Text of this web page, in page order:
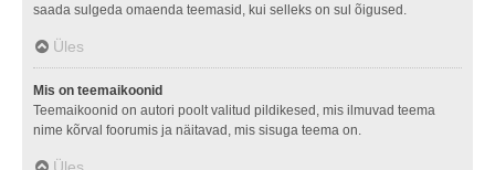
saada sulgeda omaenda teemasid, kui selleks on sul õigused.
Üles
Mis on teemaikoonid
Teemaikoonid on autori poolt valitud pildikesed, mis ilmuvad teema
nime kõrval foorumis ja näitavad, mis sisuga teema on.